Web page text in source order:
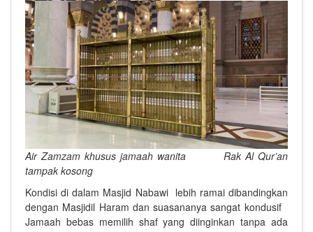
Air Zamzam khusus jamaah wanita Rak Al Qur’an
tampak kosong
Kondisi di dalam Masjid Nabawi lebih ramai dibandingkan
dengan Masjidil Haram dan suasananya sangat kondusif
Jamaah bebas memilih shaf yang diinginkan tanpa ada